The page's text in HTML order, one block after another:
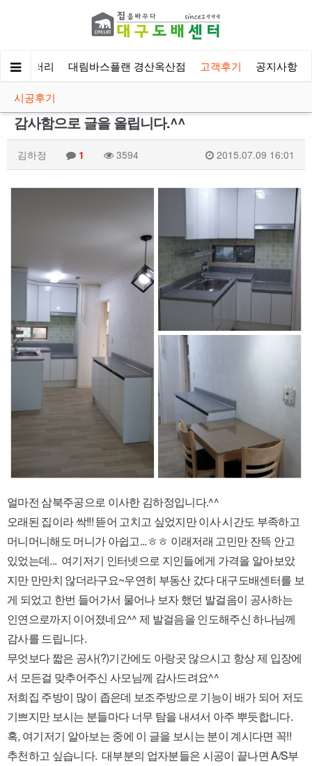
시공갤러리 대림바스플랜 경산옥산점 고객후기 공지사항
시공후기
감사함으로 글을 올립니다.^^
김하정 1 3594 2015.07.09 16:01
얼마전 삼북주공으로 이사한 김하정입니다.^^
오래된 집이라 싹!!! 뜯어 고치고 싶었지만 이사 시간도 부족하고
머니머니해도 머니가 아쉽고...ㅎㅎ 이래저래 고민만 잔뜩 안고
있었는데... 여기저기 인터넷으로 지인들에게 가격을 알아보았
지만 만만치 않더라구요~우연히 부동산 갔다 대구도배센터를 보
게 되었고 한번 들어가서 물어나 보자 했던 발걸음이 공사하는
인연으로까지 이어졌네요^^ 제 발걸음을 인도해주신 하나님께
감사를 드립니다.
무엇보다 짧은 공사(?)기간에도 아랑곳 않으시고 항상 제 입장에
서 모든걸 맞추어주신 사모님께 감사드려요^^
저희집 주방이 많이 좁은데 보조주방으로 기능이 배가 되어 저도
기쁘지만 보시는 분들마다 너무 탐을 내셔서 아주 뿌듯합니다.
혹, 여기저기 알아보는 중에 이 글을 보시는 분이 계시다면 꼭!!
추천하고 싶습니다. 대부분의 업자분들은 시공이 끝나면 A/S부